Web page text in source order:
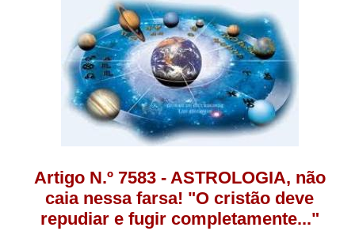
Artigo N.º 7583 - ASTROLOGIA, não
caia nessa farsa! "O cristão deve
repudiar e fugir completamente..."